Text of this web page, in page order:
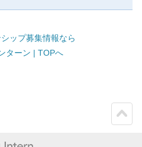
ップ募集情報なら
ターン | TOPへ